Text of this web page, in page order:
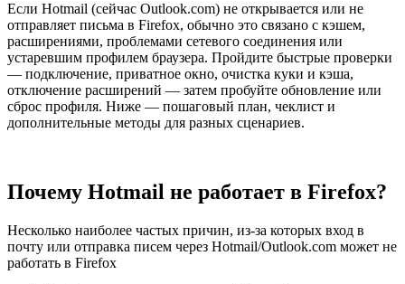
Если Hotmail (сейчас Outlook.com) не открывается или не
отправляет письма в Firefox, обычно это связано с кэшем,
расширениями, проблемами сетевого соединения или
устаревшим профилем браузера. Пройдите быстрые проверки
— подключение, приватное окно, очистка куки и кэша,
отключение расширений — затем пробуйте обновление или
сброс профиля. Ниже — пошаговый план, чеклист и
дополнительные методы для разных сценариев.
Почему Hotmail не работает в Firefox?
Несколько наиболее частых причин, из-за которых вход в
почту или отправка писем через Hotmail/Outlook.com может не
работать в Firefox